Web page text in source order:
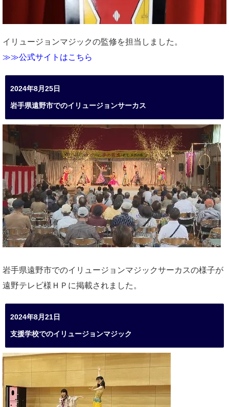
イリュージョンマジックの監修を担当しました。
≫≫公式サイトはこちら
2024年8月25日
岩手県遠野市でのイリュージョンサーカス
岩手県遠野市でのイリュージョンマジックサーカスの様子が
遠野テレビ様ＨＰに掲載されました。
2024年8月21日
支援学校でのイリュージョンマジック